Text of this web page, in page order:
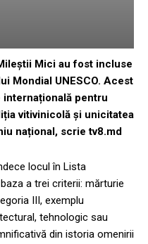
Mici au fost incluse
Mondial UNESCO. Acest
pentru
vitivinicolă și unicitatea
național, scrie tv8.md
locul în Lista
a trei criterii: mărturie
III, exemplu
tehnologic sau
din istoria omenirii